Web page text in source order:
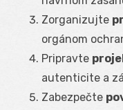
Zorganizujte
orgánom
Pripravte
autenticite a
Zabezpečte